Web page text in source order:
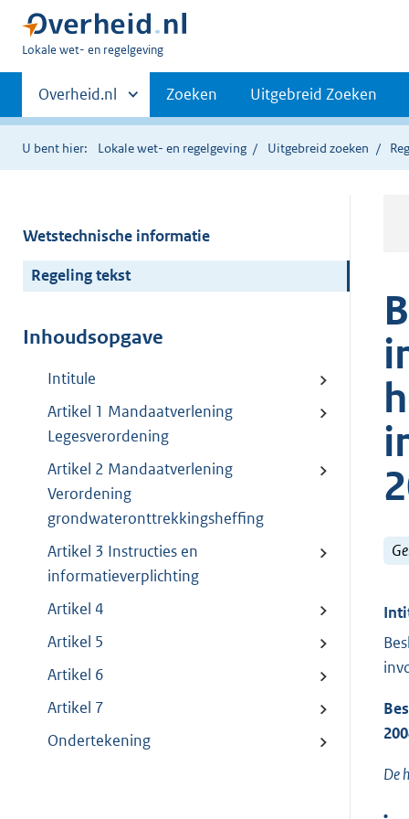
U
hier:
Lokale wet- en regelgeving
Primaire
navigatie
Andere
sites
binnen
Overheid.nl Zoeken Uitgebreid Zoeken
U bent hier: Lokale wet- en regelgeving Uitgebreid zoeken
Wetstechnische informatie
Regeling tekst
Inhoudsopgave
Intitule
Artikel 1 Mandaatverlening
Legesverordening
Artikel 2 Mandaatverlening
Verordening
grondwateronttrekkingsheffing
Artikel 3 Instructies en
informatieverplichting
Artikel 4
Artikel 5
Artikel 6
Artikel 7
Ondertekening
De